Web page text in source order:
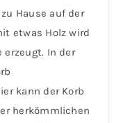
Hause auf der
etwas Holz wird
erzeugt. In der
kann der Korb
herkömmlichen